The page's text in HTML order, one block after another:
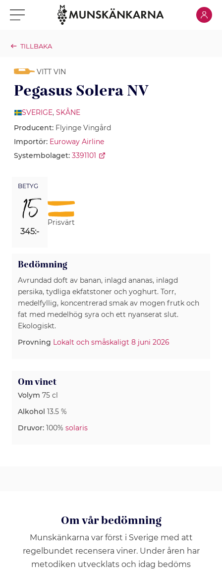
Klicka för meny Klicka
TILLBAKA
VITT VIN
Pegasus Solera NV
SVERIGE, SKÅNE
Producent: Flyinge Vingård
Importör: Euroway Airline
Systembolaget: 3391101
BETYG
15
345:-
Prisvärt
Bedömning
Avrundad doft av banan, inlagd ananas, inlagd
persika, tydliga ekfatstoner och yoghurt. Torr,
medelfyllig, koncentrerad smak av mogen frutk och
fat med medelhög syra och ett nyanserat slut.
Ekologiskt.
Provning Lokalt och småskaligt 8 juni 2026
Om vinet
Volym 75 cl
Alkohol 13.5 %
Druvor: 100% solaris
Om vår bedömning
Munskänkarna var först i Sverige med att
regelbundet recensera viner. Under åren har
metodiken utvecklats och idag bedöms